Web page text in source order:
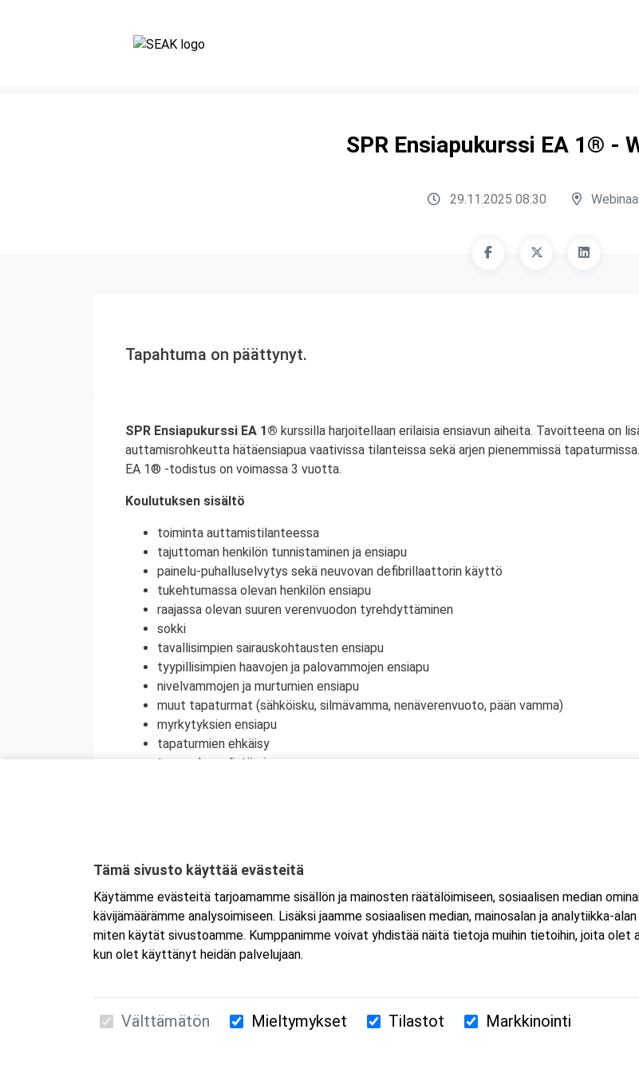
SPR Ensiapukurssi EA 1® -
29.11.2025 08:30
Tapahtuma on päättynyt.
SPR Ensiapukurssi EA 1® kurssilla harjoitellaan erilaisia ensiavun aiheita. Tavoitteena on
auttamisrohkeutta hätäensiapua vaativissa tilanteissa sekä arjen pienemmissä
EA 1® -todistus on voimassa 3 vuotta.
Koulutuksen sisältö
toiminta auttamistilanteessa
tajuttoman henkilön tunnistaminen ja ensiapu
painelu-puhalluselvytys sekä neuvovan defibrillaattorin käyttö
tukehtumassa olevan henkilön ensiapu
raajassa olevan suuren verenvuodon tyrehdyttäminen
sokki
tavallisimpien sairauskohtausten ensiapu
tyypillisimpien haavojen ja palovammojen ensiapu
nivelvammojen ja murtumien ensiapu
muut tapaturmat (sähköisku, silmävamma, nenäverenvuoto, pään vamma)
myrkytyksien ensiapu
tapaturmien ehkäisy
terveyden edistäminen
Kyseessä on etäkoulutus.Koulutus tapahtuu Microsoft Teams-sovelluksella. Voit
tai mobiililaitteelle erikseen. Mikäli haluat ladata Teams-sovelluksen, löydät sen omasta
Tarkemmat ohjeet lähetetään vahvistusviestissä.
Suomen Ensiapukoulutus Oy / Valimotie 21 / 00380 Helsinki
Tämä sivusto käyttää evästeitä
Käytämme evästeitä tarjoamamme sisällön ja mainosten räätälöimiseen, sosiaalisen median
kävijämäärämme analysoimiseen. Lisäksi jaamme sosiaalisen median, mainosalan ja analytiikka-
miten käytät sivustoamme. Kumppanimme voivat yhdistää näitä tietoja muihin tietoihin, joita olet
kun olet käyttänyt heidän palvelujaan.
Välttämätön Mieltymykset Tilastot Markkinointi